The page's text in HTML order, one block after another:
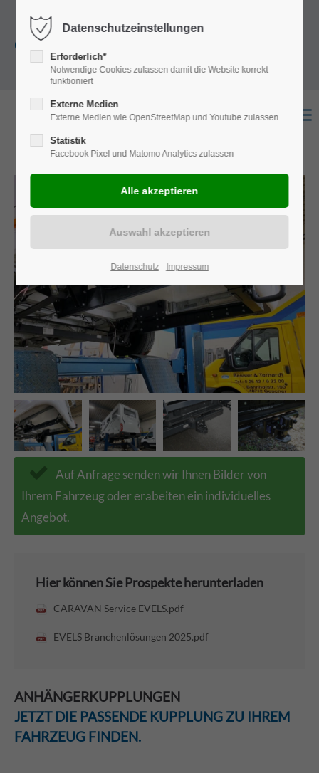
+49
(0)251 322 631
- 0
Auf Anfrage senden wir Ihnen Bilder von
Ihrem Fahrzeug oder erabeiten ein individuelles
Angebot.
Hier können Sie Prospekte herunterladen
CARAVAN Service EVELS.pdf
EVELS Branchenlösungen 2025.pdf
ANHÄNGERKUPPLUNGEN
JETZT DIE PASSENDE KUPPLUNG ZU IHREM
FAHRZEUG FINDEN.
Datenschutzeinstellungen
Erforderlich*
Notwendige Cookies zulassen damit die Website korrekt
funktioniert
Externe Medien
Externe Medien wie OpenStreetMap und Youtube zulassen
Statistik
Facebook Pixel und Matomo Analytics zulassen
Datenschutz Impressum